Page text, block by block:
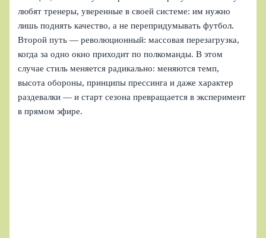
любят тренеры, уверенные в своей системе: им нужно
лишь поднять качество, а не перепридумывать футбол.
Второй путь — революционный: массовая перезагрузка,
когда за одно окно приходит по полкоманды. В этом
случае стиль меняется радикально: меняются темп,
высота обороны, принципы прессинга и даже характер
раздевалки — и старт сезона превращается в эксперимент
в прямом эфире.